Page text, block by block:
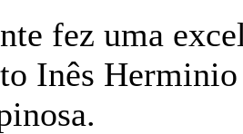
fez uma
Inês